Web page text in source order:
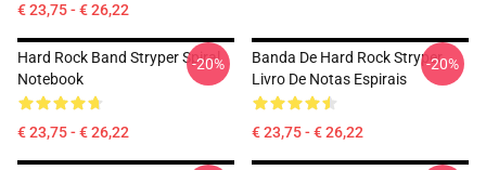
€ 23,75 - € 26,22
Hard Rock Band Stryper Spiral
Notebook
€ 23,75 - € 26,22
-20%
Banda De Hard Rock Stryper
Livro De Notas Espirais
€ 23,75 - € 26,22
-20%